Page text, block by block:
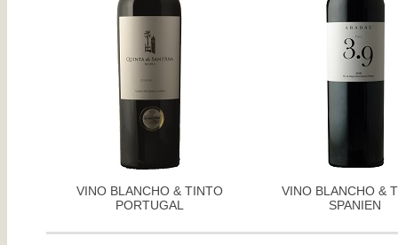
VINO BLANCHO & TINTO
PORTUGAL
VINO BLANCHO &
SPANIEN